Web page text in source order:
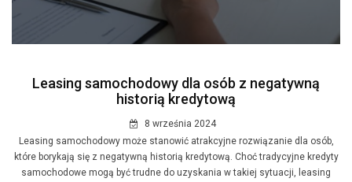
Leasing samochodowy dla osób z negatywną
historią kredytową
8 września 2024
Leasing samochodowy może stanowić atrakcyjne rozwiązanie dla osób,
które borykają się z negatywną historią kredytową. Choć tradycyjne kredyty
samochodowe mogą być trudne do uzyskania w takiej sytuacji, leasing